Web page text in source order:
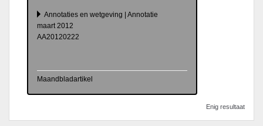
Annotaties en wetgeving | Annotatie
maart 2012
AA20120222
Maandbladartikel
Enig resultaat